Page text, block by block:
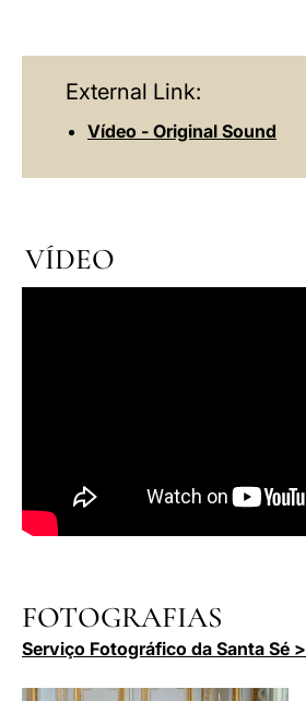
External Link:
Vídeo - Original Sound
VÍDEO
FOTOGRAFIAS
Serviço Fotográfico da Santa Sé >